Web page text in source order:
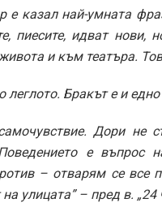
казал най-умната
пиесите, идват нови,
и към театъра.
Бракът е и
Дори не
е въпрос
– отварям се все
улицата” – пред в. „24